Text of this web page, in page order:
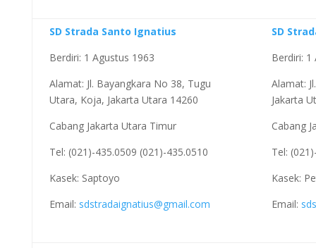
SD Strada Santo Ignatius
Berdiri: 1 Agustus 1963
Alamat: Jl. Bayangkara No 38, Tugu
Utara, Koja, Jakarta Utara 14260
Cabang Jakarta Utara Timur
Tel: (021)-435.0509 (021)-435.0510
Kasek: Saptoyo
Email: sdstradaignatius@gmail.com
SD
Berdiri: 1
Alamat:
Jakarta
Cabang
Tel:
Kasek:
Email: